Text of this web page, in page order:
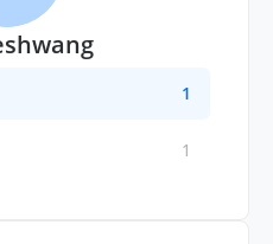
1
1